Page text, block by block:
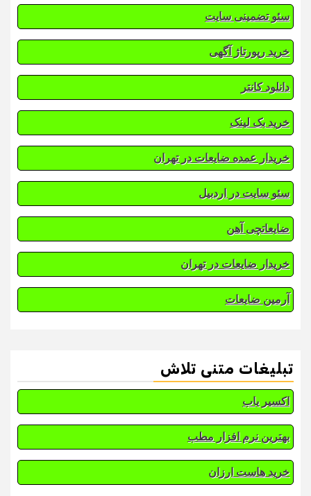
سئو تضمینی سایت
خرید رپورتاژ آگهی
دانلود کانتر
خرید بک لینک
خریدار عمده ضایعات در تهران
سئو سایت در اردبیل
ضایعاتچی آهن
خریدار ضایعات در تهران
آرمین ضایعات
تبلیغات متنی تلاش
اکسیر یاب
بهترین نرم افزار مطب
خرید هاست ارزان